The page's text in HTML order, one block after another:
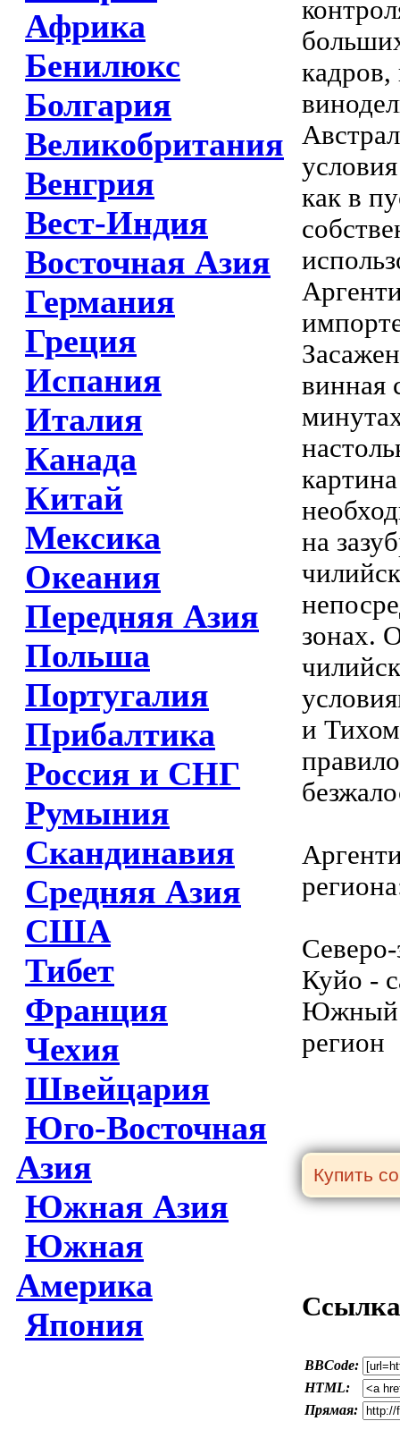
Африка
Бенилюкс
Болгария
Великобритания
Венгрия
Вест-Индия
Восточная Азия
Германия
Греция
Испания
Италия
Канада
Китай
Мексика
Океания
Передняя Азия
Польша
Португалия
Прибалтика
Россия и СНГ
Румыния
Скандинавия
Средняя Азия
США
Тибет
Франция
Чехия
Швейцария
Юго-Восточная
Азия
Южная Азия
Южная
Америка
Япония
как в
винная
на
зонах.
и
Куйо -
Южный
регион
BBCode:
HTML:
Прямая: